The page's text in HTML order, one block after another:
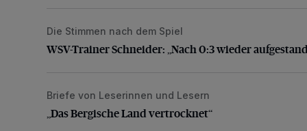
WSV-Trainer Schneider: „Nach 0:3 wieder
Die Stimmen nach dem Spiel
WSV-Trainer Schneider: „Nach 0:3 wieder
„Das Bergische Land vertrocknet“
Briefe von Leserinnen und Lesern
„Das Bergische Land vertrocknet“